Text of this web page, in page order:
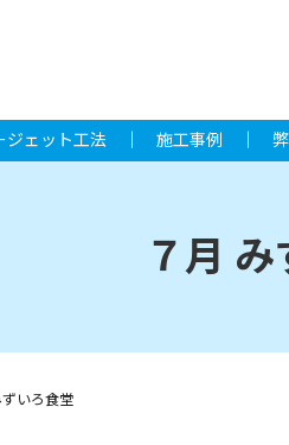
ジェット工法 施工事例
７月
ずいろ食堂